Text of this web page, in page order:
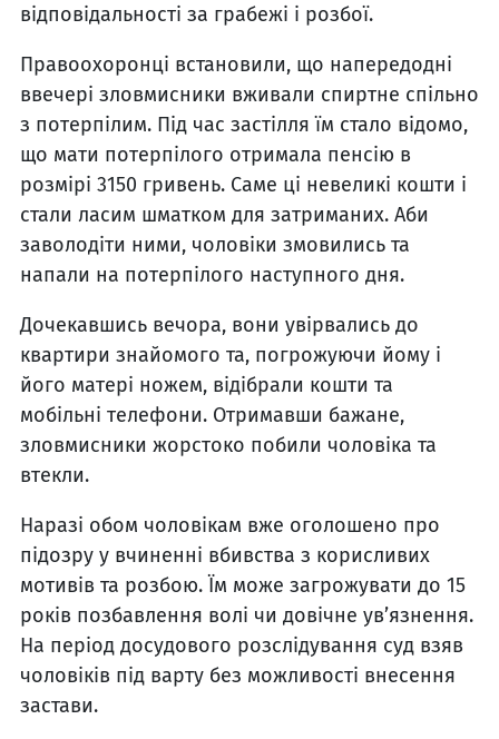
відповідальності за грабежі і розбої.
Правоохоронці встановили, що напередодні
ввечері зловмисники вживали спиртне спільно
з потерпілим. Під час застілля їм стало відомо,
що мати потерпілого отримала пенсію в
розмірі 3150 гривень. Саме ці невеликі кошти і
стали ласим шматком для затриманих. Аби
заволодіти ними, чоловіки змовились та
напали на потерпілого наступного дня.
Дочекавшись вечора, вони увірвались до
квартири знайомого та, погрожуючи йому і
його матері ножем, відібрали кошти та
мобільні телефони. Отримавши бажане,
зловмисники жорстоко побили чоловіка та
втекли.
Наразі обом чоловікам вже оголошено про
підозру у вчиненні вбивства з корисливих
мотивів та розбою. Їм може загрожувати до 15
років позбавлення волі чи довічне ув’язнення.
На період досудового розслідування суд взяв
чоловіків під варту без можливості внесення
застави.